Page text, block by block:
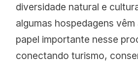
diversidade natural e
algumas hospedagens
papel importante nesse
conectando turismo,